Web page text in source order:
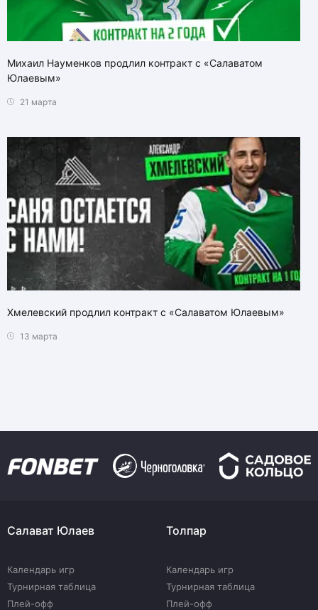
Михаил Науменков продлил контракт с «Салаватом
Юлаевым»
21 марта
Хмелевский продлил контракт с «Салаватом Юлаевым»
13 марта
Салават Юлаев
Календарь игр
Турнирная таблица
Плей-офф
Толпар
Календарь игр
Турнирная таблица
Плей-офф